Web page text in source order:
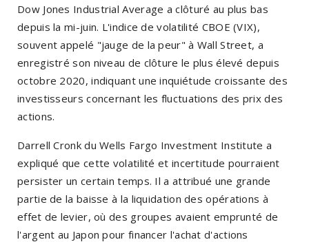
Dow Jones Industrial Average a clôturé au plus bas
depuis la mi-juin. L'indice de volatilité CBOE (VIX),
souvent appelé "jauge de la peur" à Wall Street, a
enregistré son niveau de clôture le plus élevé depuis
octobre 2020, indiquant une inquiétude croissante des
investisseurs concernant les fluctuations des prix des
actions.
Darrell Cronk du Wells Fargo Investment Institute a
expliqué que cette volatilité et incertitude pourraient
persister un certain temps. Il a attribué une grande
partie de la baisse à la liquidation des opérations à
effet de levier, où des groupes avaient emprunté de
l'argent au Japon pour financer l'achat d'actions